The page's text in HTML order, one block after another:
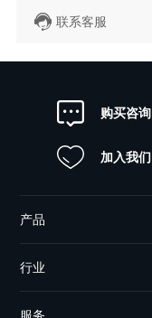
联系客服
购买咨询
加入我们
产品
行业
服务